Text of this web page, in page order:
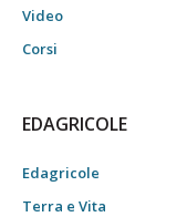
Video
Corsi
EDAGRICOLE
Edagricole
Terra e Vita